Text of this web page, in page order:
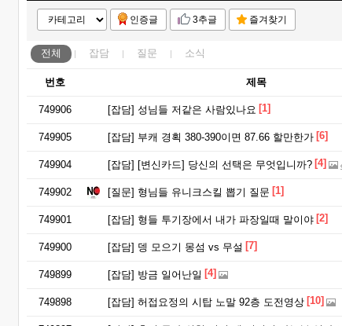
인증글 3추글 즐겨찾기
전체 잡담 질문 소식
번호 제목
749906 [잡담] 성님들 저같은 사람있나요 [1]
749905 [잡담] 부캐 경획 380-390이면 87.66 할만한가 [6]
749904 [잡담] [변신카드] 당신의 선택은 무엇입니까? [4]
749902 [질문] 형님들 유니크스킬 뽑기 질문 [1]
749901 [잡담] 형들 투기장에서 내가 파장일때 말이야 [2]
749900 [잡담] 뎅 모으기 몽섬 vs 무설 [7]
749899 [잡담] 방금 일어난일 [4]
749898 [잡담] 허접요정의 시탑 노말 92층 도전영상 [10]